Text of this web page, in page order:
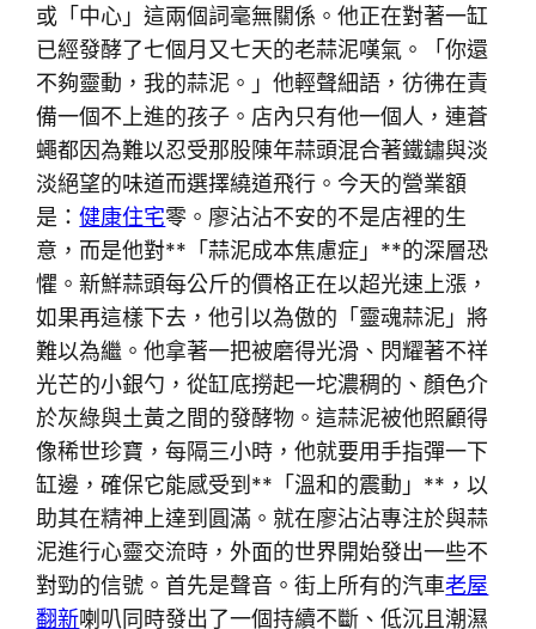
或「中心」這兩個詞毫無關係。他正在對著一缸
已經發酵了七個月又七天的老蒜泥嘆氣。「你還
不夠靈動，我的蒜泥。」他輕聲細語，彷彿在責
備一個不上進的孩子。店內只有他一個人，連蒼
蠅都因為難以忍受那股陳年蒜頭混合著鐵鏽與淡
淡絕望的味道而選擇繞道飛行。今天的營業額
是：健康住宅零。廖沾沾不安的不是店裡的生
意，而是他對**「蒜泥成本焦慮症」**的深層恐
懼。新鮮蒜頭每公斤的價格正在以超光速上漲，
如果再這樣下去，他引以為傲的「靈魂蒜泥」將
難以為繼。他拿著一把被磨得光滑、閃耀著不祥
光芒的小銀勺，從缸底撈起一坨濃稠的、顏色介
於灰綠與土黃之間的發酵物。這蒜泥被他照顧得
像稀世珍寶，每隔三小時，他就要用手指彈一下
缸邊，確保它能感受到**「溫和的震動」**，以
助其在精神上達到圓滿。就在廖沾沾專注於與蒜
泥進行心靈交流時，外面的世界開始發出一些不
對勁的信號。首先是聲音。街上所有的汽車老屋
翻新喇叭同時發出了一個持續不斷、低沉且潮濕